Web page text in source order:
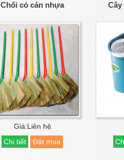
Chổi cỏ cán nhựa
Giá:Liên hệ
Chi tiết
Đặt mua
Cây